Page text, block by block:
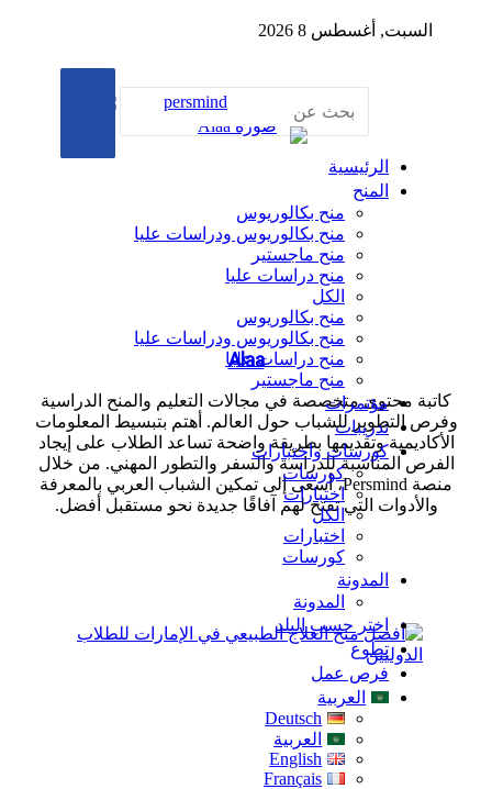
السبت, أغسطس 8 2026
عشوائي
الرئيسية
منح بكالوريوس
منح بكالوريوس ودراسات عليا
منح ماجستير
منح دراسات عليا
منح بكالوريوس
منح بكالوريوس ودراسات عليا
منح دراسات عليا
منح ماجستير
مؤتمرات
تدريبات
كورسات واختبارات
كورسات
اختبارات
الكل
اختبارات
كورسات
المدونة
المدونة
اختر حسب البلد
تطوع
فرص عمل
العربية
Deutsch
العربية
English
Français
Alaa
محتوى متخصصة في مجالات التعليم والمنح الدراسية
التطوير للشباب حول العالم. أهتم بتبسيط المعلومات
وتقديمها بطريقة واضحة تساعد الطلاب على إيجاد
المناسبة للدراسة والسفر والتطور المهني. من خلال
منصة Persmind، أسعى إلى تمكين الشباب العربي بالمعرفة
التي تفتح لهم آفاقًا جديدة نحو مستقبل أفضل.
موقع
الويب